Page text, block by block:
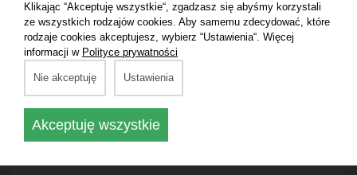
Massey Ferguson 6497 T3 Agco Power
Massey Ferguson 3085 2WD
Massey Ferguson 3635 2WD
Massey Ferguson 3635 4WD
Massey Ferguson 3120 2WD
Massey Ferguson 3075 2WD
Klikając “Akceptuję wszystkie“, zgadzasz się abyśmy korzystali
ze wszystkich rodzajów cookies. Aby samemu zdecydować, które
rodzaje cookies akceptujesz, wybierz “Ustawienia“. Więcej
informacji w Polityce prywatności
Nie akceptuję Ustawienia
Akceptuję wszystkie